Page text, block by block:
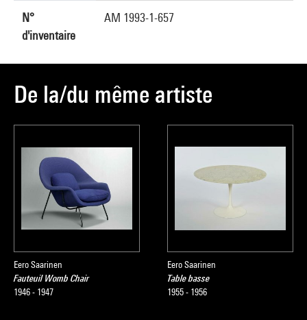
N°
d'inventaire
AM 1993-1-657
De la/du même artiste
Eero Saarinen
Fauteuil Womb Chair
1946 - 1947
Eero Saarinen
Table basse
1955 - 1956